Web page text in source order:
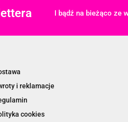
I bądź na bieżąco ze
i reklamacje
cookies